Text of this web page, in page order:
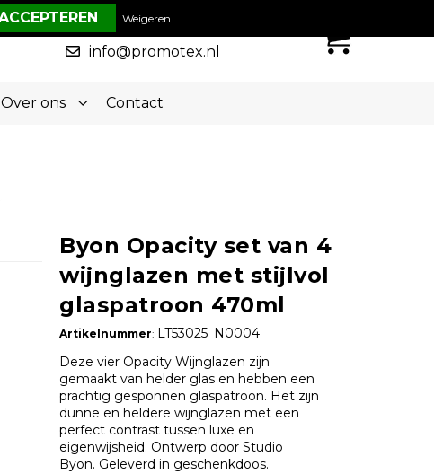
050-5773636
info@promotex.nl
Over ons Contact
Byon Opacity set van 4
wijnglazen met stijlvol
glaspatroon 470ml
Artikelnummer: LT53025_N0004
Deze vier Opacity Wijnglazen zijn
gemaakt van helder glas en hebben een
prachtig gesponnen glaspatroon. Het zijn
dunne en heldere wijnglazen met een
perfect contrast tussen luxe en
eigenwijsheid. Ontwerp door Studio
Byon. Geleverd in geschenkdoos.
Weigeren